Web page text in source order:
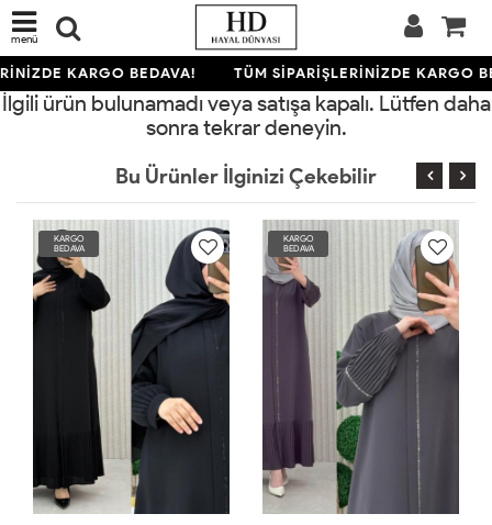
menü
KARGO BEDAVA! TÜM SİPARİŞLERİNİZDE KARGO
İlgili ürün bulunamadı veya satışa kapalı. Lütfen daha
sonra tekrar deneyin.
Bu Ürünler İlginizi Çekebilir
KARGO
BEDAVA
KARGO
BEDAVA